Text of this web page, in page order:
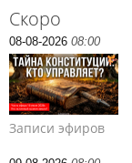
Скоро
08-08-2026 08:00
Записи эфиров